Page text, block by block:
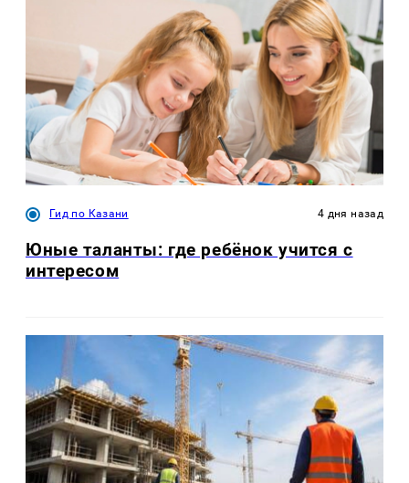
Гид по Казани 4 дня назад
Юные таланты: где ребёнок учится с
интересом